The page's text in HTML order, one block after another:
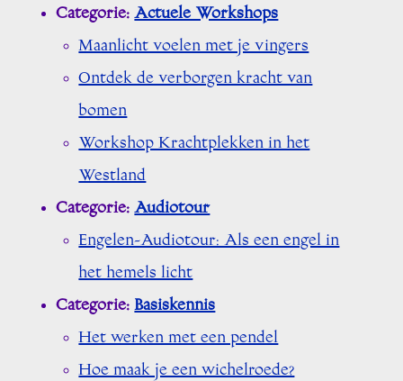
Categorie:Actuele Workshops
Maanlicht voelen met je vingers
Ontdek de verborgen kracht van
bomen
Workshop Krachtplekken in het
Westland
Categorie:Audiotour
Engelen-Audiotour: Als een engel in
het hemels licht
Categorie:Basiskennis
Het werken met een pendel
Hoe maak je een wichelroede?